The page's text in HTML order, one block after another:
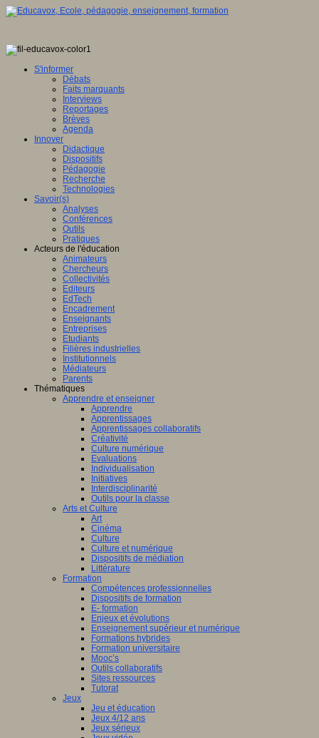
S'informer
Débats
Faits marquants
Interviews
Reportages
Brèves
Agenda
Innover
Didactique
Dispositifs
Pédagogie
Recherche
Technologies
Savoir(s)
Analyses
Conférences
Outils
Pratiques
Acteurs de l'éducation
Animateurs
Chercheurs
Collectivités
Editeurs
EdTech
Encadrement
Enseignants
Entreprises
Etudiants
Filières industrielles
Institutionnels
Médiateurs
Parents
Thématiques
Apprendre et enseigner
Apprendre
Apprentissages
Apprentissages collaboratifs
Créativité
Culture numérique
Evaluations
Individualisation
Initiatives
Interdisciplinarité
Outils pour la classe
Arts et Culture
Art
Cinéma
Culture
Culture et numérique
Dispositifs de médiation
Littérature
Formation
Compétences professionnelles
Dispositifs de formation
E- formation
Enjeux et évolutions
Enseignement supérieur et numérique
Formations hybrides
Formation universitaire
Mooc’s
Outils collaboratifs
Sites ressources
Tutorat
Jeux
Jeu et éducation
Jeux 4/12 ans
Jeux sérieux